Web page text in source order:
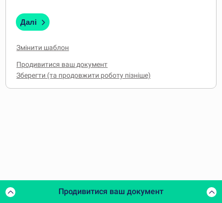
Далі
Змінити шаблон
Продивитися ваш документ
Продивитися ваш документ